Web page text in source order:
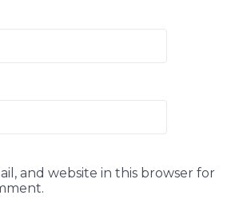
and website in this browser for